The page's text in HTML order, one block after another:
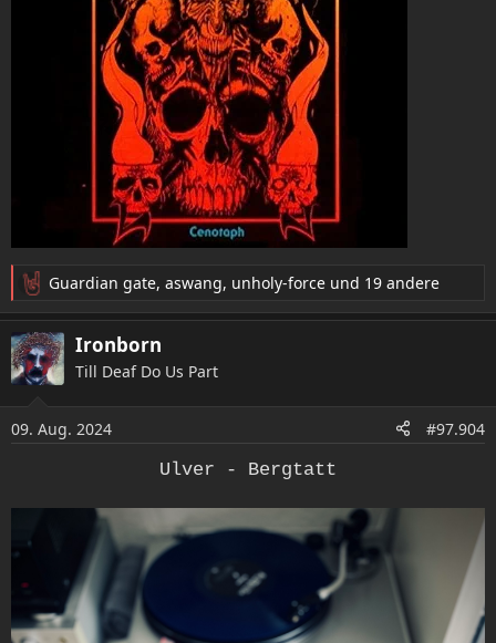
R
e
a
k
t
n
Guardian gate, aswang, unholy-force und 19 andere
Ironborn
Till Deaf Do Us Part
09. Aug. 2024
#97.904
Ulver - Bergtatt